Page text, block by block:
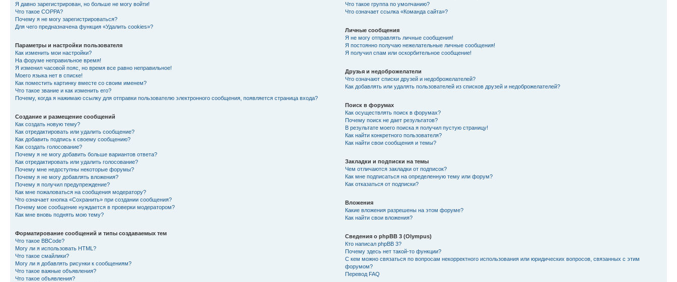
Я давно зарегистрирован, но больше не могу войти!
Что такое COPPA?
Почему я не могу зарегистрироваться?
Для чего предназначена функция «Удалить cookies»?
Параметры и настройки пользователя
Как изменить мои настройки?
На форуме неправильное время!
Я изменил часовой пояс, но время все равно неправильное!
Моего языка нет в списке!
Как поместить картинку вместе со своим именем?
Что такое звание и как изменить его?
Почему, когда я нажимаю ссылку для отправки пользователю электронного сообщения, появляется страница входа?
Создание и размещение сообщений
Как создать новую тему?
Как отредактировать или удалить сообщение?
Как добавить подпись к своему сообщению?
Как создать голосование?
Почему я не могу добавить больше вариантов ответа?
Как отредактировать или удалить голосование?
Почему мне недоступны некоторые форумы?
Почему я не могу добавлять вложения?
Почему я получил предупреждение?
Как мне пожаловаться на сообщения модератору?
Что означает кнопка «Сохранить» при создании сообщения?
Почему мое сообщение нуждается в проверки модератором?
Как мне вновь поднять мою тему?
Форматирование сообщений и типы создаваемых тем
Что такое BBCode?
Могу ли я использовать HTML?
Что такое смайлики?
Могу ли я добавлять рисунки к сообщениям?
Что такое важные объявления?
Что такое объявления?
Что такое группа по умолчанию?
Что означает ссылка «Команда сайта»?
Личные сообщения
Я не могу отправлять личные сообщения!
Я постоянно получаю нежелательные личные сообщения!
Я получил спам или оскорбительное сообщение!
Друзья и недоброжелатели
Что означают списки друзей и недоброжелателей?
Как добавлять или удалять пользователей из списков друзей и недоброжелателей?
Поиск в форумах
Как осуществлять поиск в форумах?
Почему поиск не дает результатов?
В результате моего поиска я получил пустую страницу!
Как найти конкретного пользователя?
Как найти свои сообщения и темы?
Закладки и подписки на темы
Чем отличаются закладки от подписок?
Как мне подписаться на определенную тему или форум?
Как отказаться от подписки?
Вложения
Какие вложения разрешены на этом форуме?
Как найти свои вложения?
Сведения о phpBB 3 (Olympus)
Кто написал phpBB 3?
Почему здесь нет такой-то функции?
С кем можно связаться по вопросам некорректного использования или юридических вопросов, связанных с этим
форумом?
Перевод FAQ